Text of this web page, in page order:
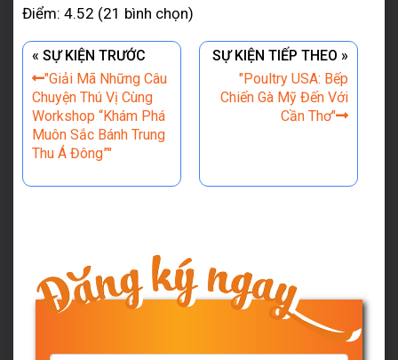
Điểm: 4.52 (21 bình chọn)
« SỰ KIỆN TRƯỚC
"Giải Mã Những Câu
Chuyện Thú Vị Cùng
Workshop “Khám Phá
Muôn Sắc Bánh Trung
Thu Á Đông”"
SỰ KIỆN TIẾP THEO »
"Poultry USA: Bếp
Chiến Gà Mỹ Đến Với
Cần Thơ"